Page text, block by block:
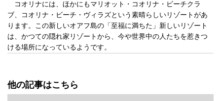
コオリナには、ほかにもマリオット・コオリナ・ビーチクラ
ブ、コオリナ・ビーチ・ヴィラズという素晴らしいリゾートがあ
ります。この新しいオアフ島の「至福に満ちた」新しいリゾート
は、かつての隠れ家リゾートから、今や世界中の人たちを惹きつ
ける場所になっているようです。
他の記事はこちら